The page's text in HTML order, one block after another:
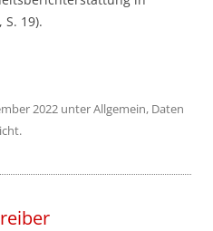
19).
2022 unterAllgemein, Daten